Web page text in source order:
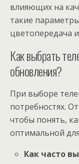
влияющих на
такие
цветопередача
Как выбрать
обновления?
При выборе
потребностях.
чтобы понять,
оптимальной
Как часто